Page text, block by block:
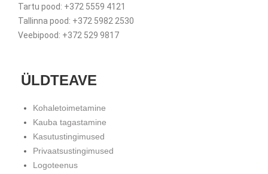
Tartu pood: +372 5559 4121
Tallinna pood: +372 5982 2530
Veebipood: +372 529 9817
ÜLDTEAVE
Kohaletoimetamine
Kauba tagastamine
Kasutustingimused
Privaatsustingimused
Logoteenus